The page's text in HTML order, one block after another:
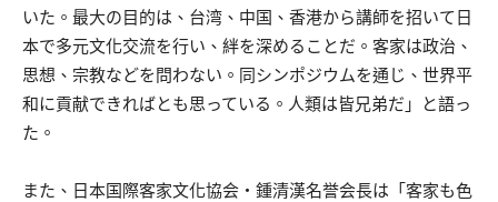
いた。最大の目的は、台湾、中国、香港から講師を招いて日
本で多元文化交流を行い、絆を深めることだ。客家は政治、
思想、宗教などを問わない。同シンポジウムを通じ、世界平
和に貢献できればとも思っている。人類は皆兄弟だ」と語っ
た。
また、日本国際客家文化協会・鍾清漢名誉会長は「客家も色